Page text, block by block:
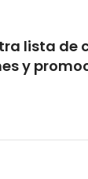
lista de
y